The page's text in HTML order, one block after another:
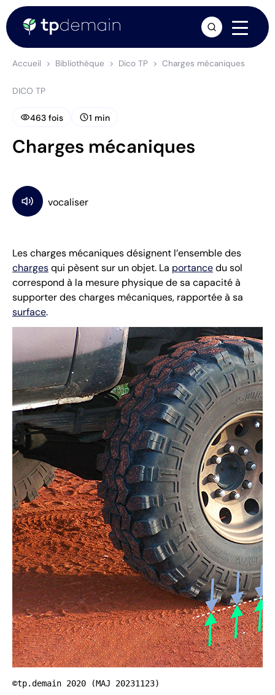
Accueil Bibliothèque Dico TP Charges mécaniques
DICO TP
visibility463 fois schedule1 min
Charges mécaniques
Les charges mécaniques désignent l’ensemble des
chargesqui pèsent sur un objet. La portancedu sol
correspond à la mesure physique de sa capacité à
supporter des charges mécaniques, rapportée à sa
surface.
©tp.demain 2020 (MAJ 20231123)
arrow_forward